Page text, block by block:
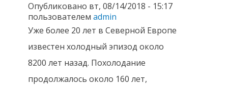
Опубликовано вт, 08/14/2018 - 15:17
пользователем admin
Уже более 20 лет в Северной Европе
известен холодный эпизод около
8200 лет назад. Похолодание
продолжалось около 160 лет,